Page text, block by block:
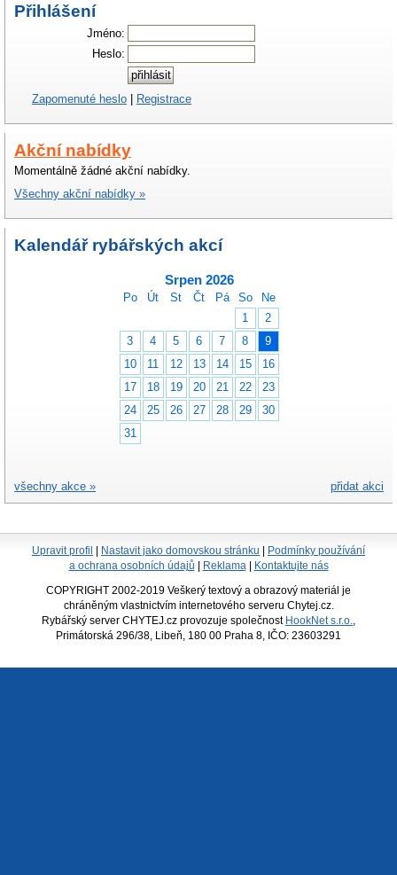
Přihlášení
Jméno:
Heslo:
Zapomenuté heslo | Registrace
Akční nabídky
Momentálně žádné akční nabídky.
Všechny akční nabídky »
Kalendář rybářských akcí
Srpen 2026
Po Út St Čt Pá So
Ne
1
2
3
4 5 6 7 8
9
10
11 12 13 14 15
16
17
18 19 20 21 22
23
24
25 26 27 28 29
30
31
přidat akci
všechny akce »
Upravit profil Nastavit jako domovskou stránku
Podmínky používání
a ochrana osobních údajů
Reklama Kontaktujte nás
COPYRIGHT 2002-2019 Veškerý textový a obrazový materiál je
chráněným vlastnictvím internetového serveru Chytej.cz.
Rybářský server CHYTEJ.cz provozuje společnost HookNet s.r.o.
Primátorská 296/38, Libeň, 180 00 Praha 8, IČO: 23603291